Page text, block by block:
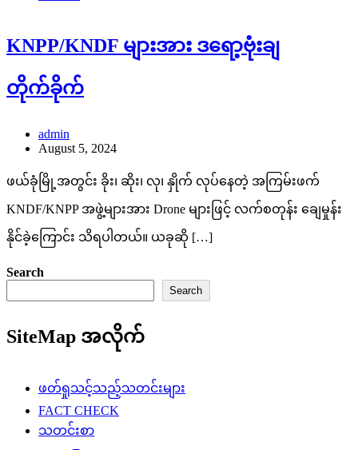
KNPP/KNDF များအား ဒရော့ဗုံးချ
တိုက်ခိုက်
admin
August 5, 2024
ဖယ်ခုံမြို့အတွင်း ခိုး၊ ဆိုး၊ လု၊ နှိုက် လုပ်နေတဲ့ အကြမ်းဖက်
KNDF/KNPP အဖွဲ့များအား Drone များဖြင့် လက်စတုန်း ချေမှုန်း
နိုင်ခဲ့ကြောင်း သိရပါတယ်။ ယခုဆို […]
Search
Search
SiteMap အလိုက်
ဖတ်ရှုသင့်သည့်သတင်းများ
FACT CHECK
သတင်းစာ